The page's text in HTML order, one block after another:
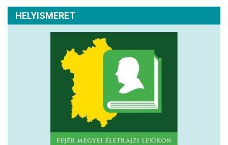
HELYISMERET